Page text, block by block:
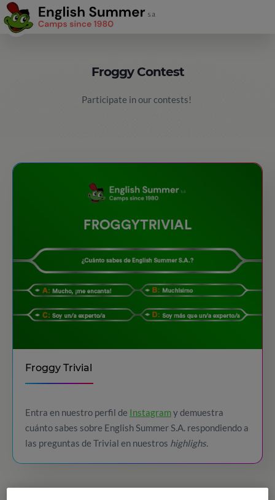
Froggy Contest
Participate in our contests!
Froggy Trivial
Entra en nuestro perfil de Instagramy demuestra
cuánto sabes sobre English Summer S.A. respondiendo a
las preguntas de Trivial en nuestros highlighs.